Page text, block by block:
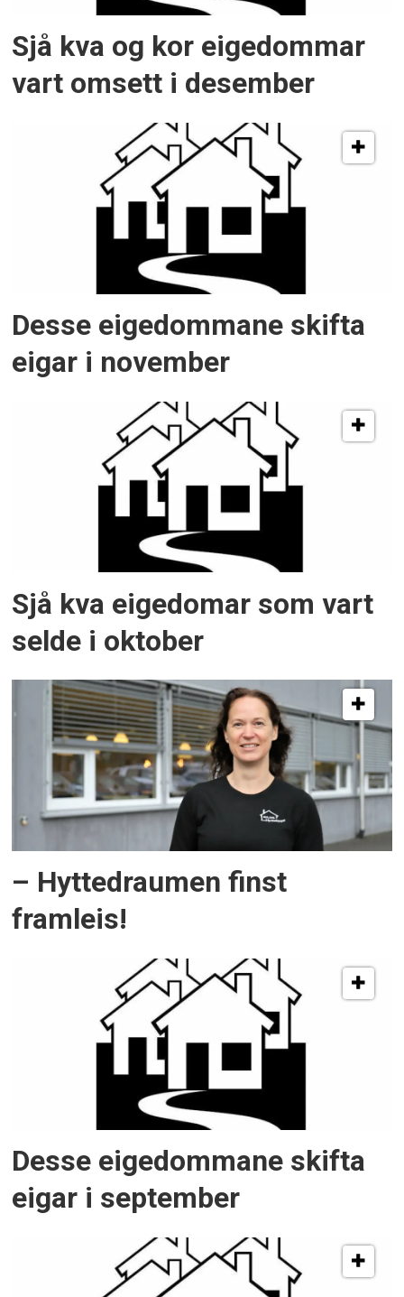
Sjå kva og kor eigedommar
vart omsett i desember
Desse eigedommane skifta
eigar i november
Sjå kva eigedomar som vart
selde i oktober
– Hyttedraumen finst
framleis!
Desse eigedommane skifta
eigar i september